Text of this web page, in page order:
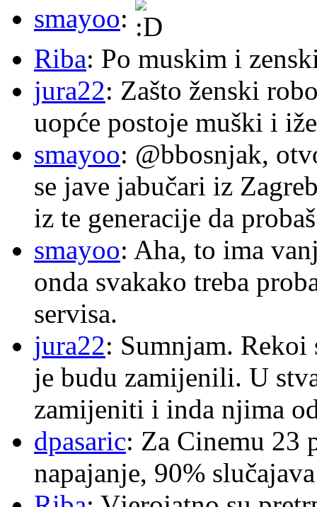
smayoo:
Riba: Po muskim i
jura22: Zašto ženski
uopće postoje muški i
smayoo: @bbosnjak,
se jave jabučari iz
iz te generacije da
smayoo: Aha, to ima
onda svakako treba
servisa.
jura22: Sumnjam. Rekoi
je budu zamijenili. U
zamijeniti i inda njima
dpasaric: Za Cinemu 23
napajanje, 90%